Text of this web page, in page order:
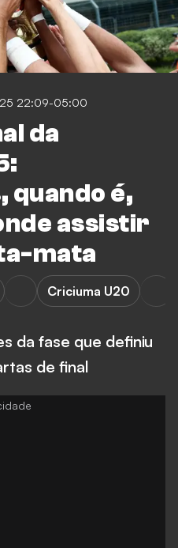
22:09-05:00
da
quando é,
assistir
mata
Criciuma U20
da fase que definiu
de final